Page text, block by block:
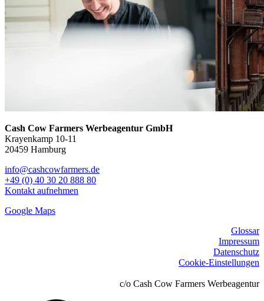
Cash Cow Farmers Werbeagentur GmbH
Krayenkamp 10-11
20459 Hamburg
info@cashcowfarmers.de
+49 (0) 40 30 20 888 80
Kontakt aufnehmen
Google Maps
Glossar
Impressum
Datenschutz
Cookie-Einstellungen
c/o Cash Cow Farmers Werbeagentur